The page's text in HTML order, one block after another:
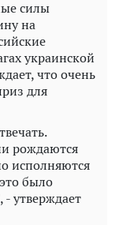
силы
на
украинской
что очень
для
рождаются
исполняются
было
утверждает